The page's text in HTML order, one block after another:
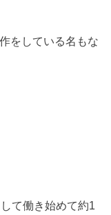
をしている名もな
て働き始めて約1